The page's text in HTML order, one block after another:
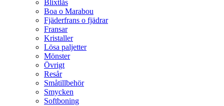
Blixtlås
Boa o Marabou
Fjäderfrans o fjädrar
Fransar
Kristaller
Lösa paljetter
Mönster
Övrigt
Resår
Småtillbehör
Smycken
Softboning